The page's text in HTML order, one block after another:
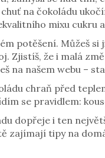
na čokoládu
mixu cukru
potěšení. Můžeš
Zjistíš, že i malá
na našem webu –
chraň před
se pravidlem:
dopřeje i ten
zajímají tipy na